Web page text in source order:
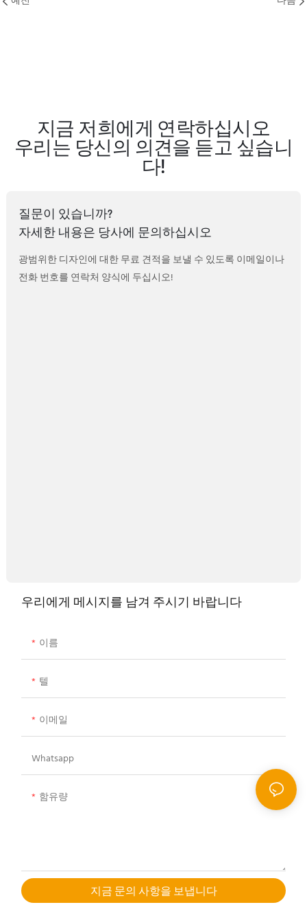
지금 저희에게 연락하십시오
우리는 당신의 의견을 듣고 싶습니
다!
질문이 있습니까?
자세한 내용은 당사에 문의하십시오
광범위한 디자인에 대한 무료 견적을 보낼 수 있도록 이메일이나
전화 번호를 연락처 양식에 두십시오!
우리에게 메시지를 남겨 주시기 바랍니다
이름
텔
이메일
Whatsapp
함유량
지금 문의 사항을 보냅니다